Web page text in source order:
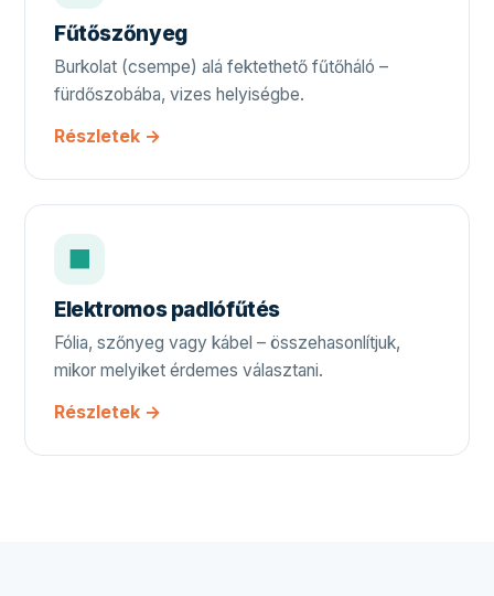
Fűtőszőnyeg
Burkolat (csempe) alá fektethető fűtőháló –
fürdőszobába, vizes helyiségbe.
Részletek →
⬛
Elektromos padlófűtés
Fólia, szőnyeg vagy kábel – összehasonlítjuk,
mikor melyiket érdemes választani.
Részletek →